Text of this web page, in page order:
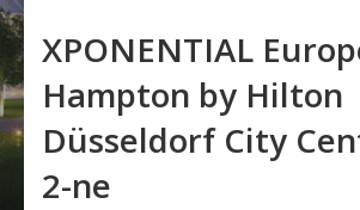
XPONENTIAL
Hampton by Hilton
Düsseldorf City
2-ne